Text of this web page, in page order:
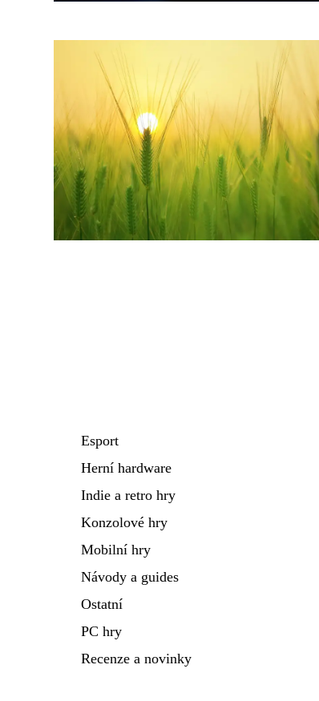
Esport
Herní hardware
Indie a retro hry
Konzolové hry
Mobilní hry
Návody a guides
Ostatní
PC hry
Recenze a novinky